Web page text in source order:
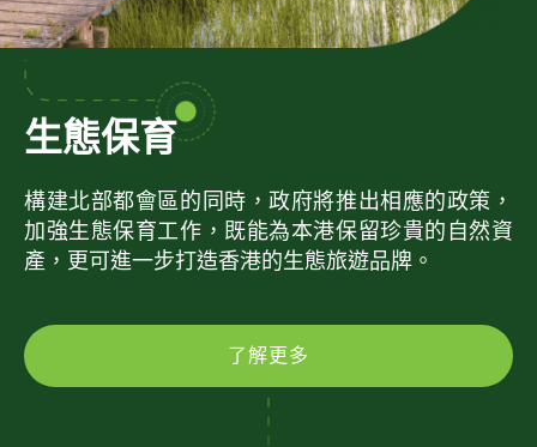
生態保育
構建北部都會區的同時，政府將推出相應的政策，
加強生態保育工作，既能為本港保留珍貴的自然資
產，更可進一步打造香港的生態旅遊品牌。
了解更多